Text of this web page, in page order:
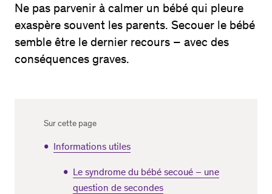
Ne pas parvenir à calmer un bébé qui pleure
exaspère souvent les parents. Secouer le bébé
semble être le dernier recours – avec des
conséquences graves.
Sur cette page
Informations utiles
Le syndrome du bébé secoué – une
question de secondes